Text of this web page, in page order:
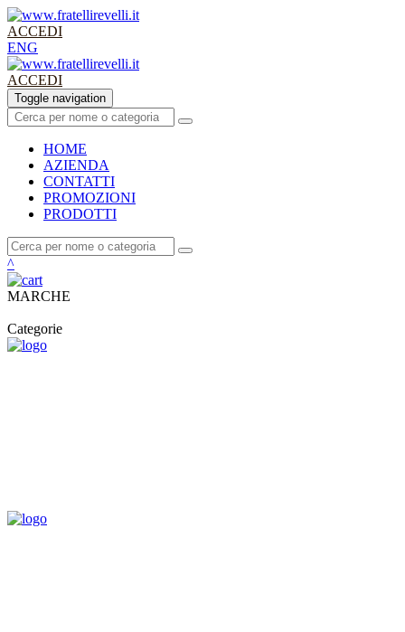
ACCEDI
ENG
ACCEDI
Toggle navigation
HOME
AZIENDA
CONTATTI
PROMOZIONI
PRODOTTI
^
MARCHE
Categorie